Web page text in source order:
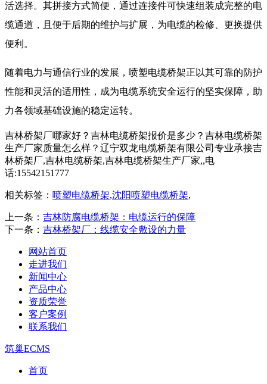
活选择。其拼接方式简便，通过连接件可快速组装成完整的电
缆通道，且便于后期的维护与扩展，为电缆的检修、更换提供
便利。
​ 随着电力与通信行业的发展，喷塑电缆桥架正以其可靠的防护
性能和灵活的适用性，成为电缆系统安全运行的坚实保障，助
力各领域基础设施的稳定运转。​
吉林桥架厂哪家好？吉林电缆桥架报价是多少？吉林电缆桥架
生产厂家质量怎么样？辽宁双龙电缆桥架有限公司专业承接吉
林桥架厂,吉林电缆桥架,吉林电缆桥架生产厂家,,电
话:15542151777
相关标签： 喷塑电缆桥架,沈阳喷塑电缆桥架,
上一条： 吉林防腐电缆桥架：电缆运行的保障​
下一条： 吉林桥架厂：线缆安全敷设的力量
网站首页
走进我们
新闻中心
产品中心
资质荣誉
客户案例
联系我们
筑巢ECMS
首页